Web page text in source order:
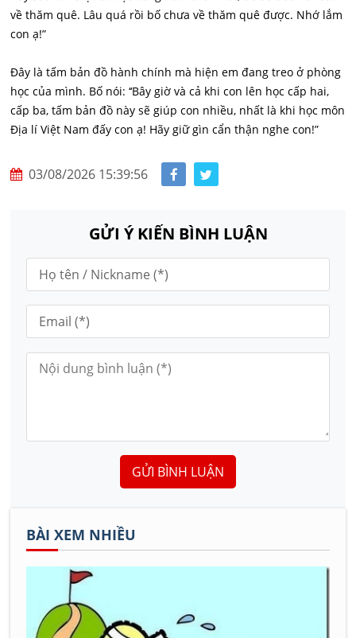
về thăm quê. Lâu quá rồi bố chưa về thăm quê được. Nhớ lắm
con ạ!”
Đây là tấm bản đồ hành chính mà hiện em đang treo ở phòng
học của mình. Bố nói: ‘‘Bây giờ và cả khi con lên học cấp hai,
cấp ba, tấm bản đồ này sẽ giúp con nhiều, nhất là khi học môn
Địa lí Việt Nam đấy con ạ! Hãy giữ gìn cẩn thận nghe con!”
03/08/2026 15:39:56
GỬI Ý KIẾN BÌNH LUẬN
GỬI BÌNH LUẬN
BÀI XEM NHIỀU